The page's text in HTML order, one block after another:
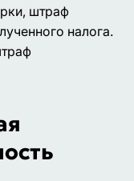
штраф
налога.